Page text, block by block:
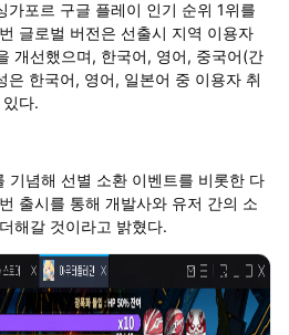
가포르 구글 플레이 인기 순위 1위를
글로벌 버전은 선출시 지역 이용자
개선했으며, 한국어, 영어, 중국어(간
은 한국어, 영어, 일본어 중 이용자 취
다.
기념해 선별 소환 이벤트를 비롯한 다
출시를 통해 개발사와 유저 간의 소
해갈 것이라고 밝혔다.